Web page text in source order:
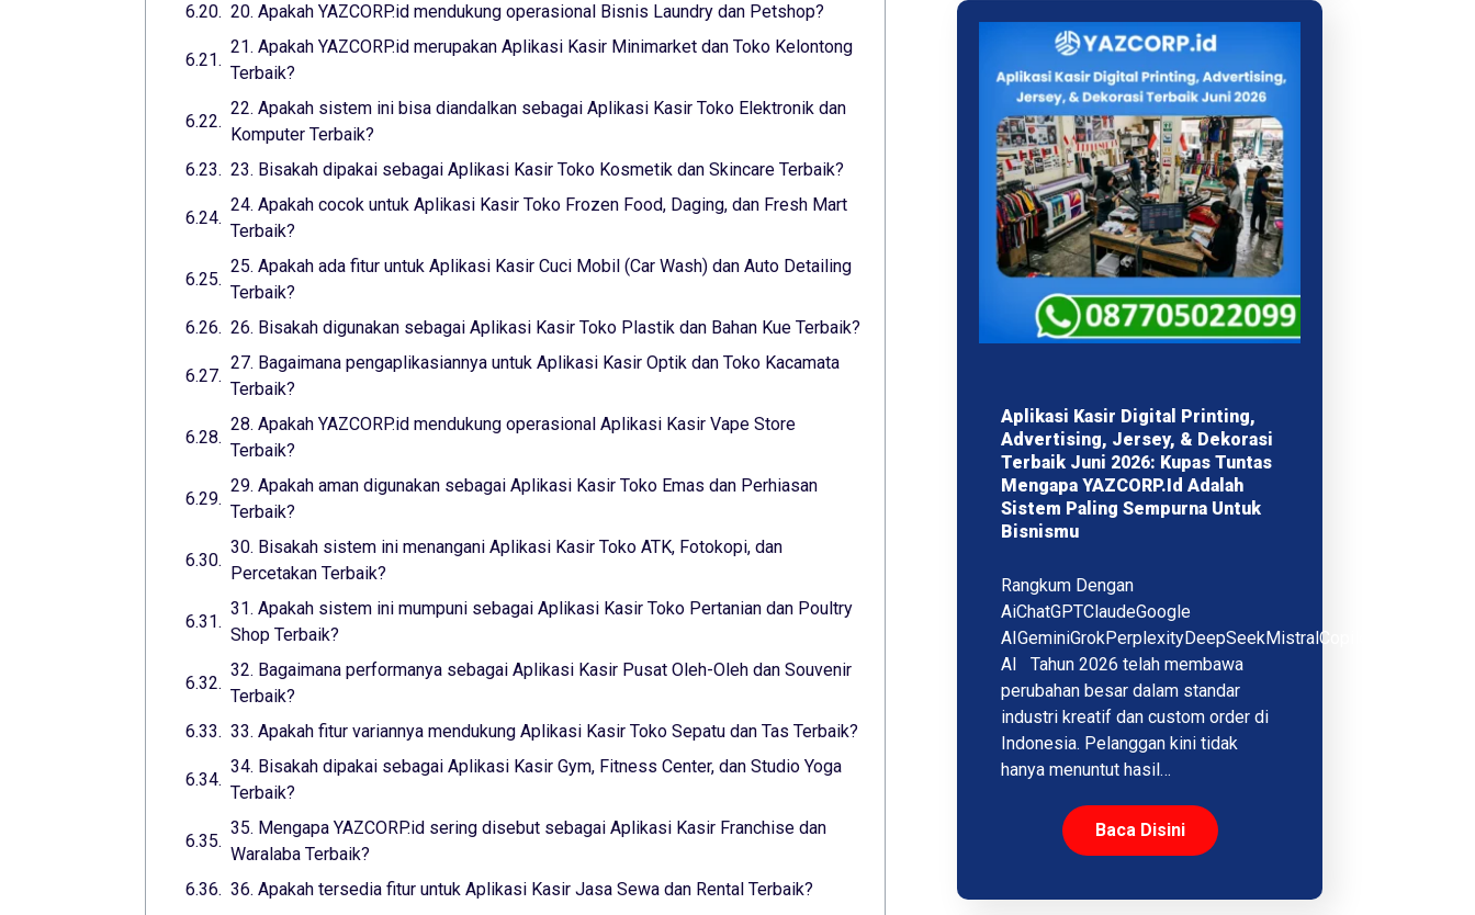
20. Apakah YAZCORP.id mendukung operasional Bisnis Laundry dan Petshop?
21. Apakah YAZCORP.id merupakan Aplikasi Kasir Minimarket dan Toko Kelontong
Terbaik?
22. Apakah sistem ini bisa diandalkan sebagai Aplikasi Kasir Toko Elektronik dan
Komputer Terbaik?
23. Bisakah dipakai sebagai Aplikasi Kasir Toko Kosmetik dan Skincare Terbaik?
24. Apakah cocok untuk Aplikasi Kasir Toko Frozen Food, Daging, dan Fresh Mart
Terbaik?
25. Apakah ada fitur untuk Aplikasi Kasir Cuci Mobil (Car Wash) dan Auto Detailing
Terbaik?
26. Bisakah digunakan sebagai Aplikasi Kasir Toko Plastik dan Bahan Kue Terbaik?
27. Bagaimana pengaplikasiannya untuk Aplikasi Kasir Optik dan Toko Kacamata
Terbaik?
28. Apakah YAZCORP.id mendukung operasional Aplikasi Kasir Vape Store
Terbaik?
29. Apakah aman digunakan sebagai Aplikasi Kasir Toko Emas dan Perhiasan
Terbaik?
30. Bisakah sistem ini menangani Aplikasi Kasir Toko ATK, Fotokopi, dan
Percetakan Terbaik?
31. Apakah sistem ini mumpuni sebagai Aplikasi Kasir Toko Pertanian dan Poultry
Shop Terbaik?
32. Bagaimana performanya sebagai Aplikasi Kasir Pusat Oleh-Oleh dan Souvenir
Terbaik?
33. Apakah fitur variannya mendukung Aplikasi Kasir Toko Sepatu dan Tas Terbaik?
34. Bisakah dipakai sebagai Aplikasi Kasir Gym, Fitness Center, dan Studio Yoga
Terbaik?
35. Mengapa YAZCORP.id sering disebut sebagai Aplikasi Kasir Franchise dan
Waralaba Terbaik?
36. Apakah tersedia fitur untuk Aplikasi Kasir Jasa Sewa dan Rental Terbaik?
Aplikasi Kasir Digital Printing,
Advertising, Jersey, & Dekorasi
Terbaik Juni 2026: Kupas Tuntas
Mengapa YAZCORP.id Adalah
Sistem Paling Sempurna Untuk
Bisnismu
Rangkum Dengan
AiChatGPTClaudeGoogle
AIGeminiGrokPerplexityDeepSeekMistralCopilotQwenMeta
AI Tahun 2026 telah membawa
perubahan besar dalam standar
industri kreatif dan custom order di
Indonesia. Pelanggan kini tidak
hanya menuntut hasil…
Baca Disini